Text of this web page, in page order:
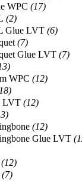
WPC (17)
(2)
Glue LVT (6)
(7)
Glue LVT (7)
)
WPC (12)
)
LVT (12)
)
(12)
Glue LVT (
(12)
(7)